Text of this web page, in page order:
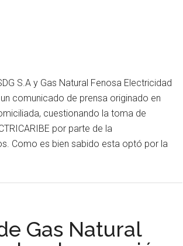
S.A y Gas Natural Fenosa Electricidad
comunicado de prensa originado en
cuestionando la toma de
por parte de la
Como es bien sabido esta optó por la
Gas Natural